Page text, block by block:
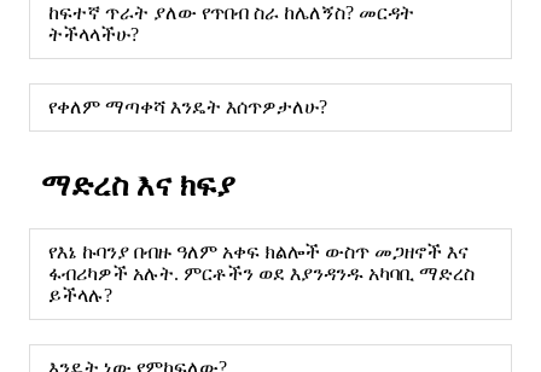
ከፍተኛ ጥራት ያለው የጥበብ ስራ ከሌለኝስ? መርዳት
ትችላላችሁ?
የቀለም ማጣቀሻ እንዴት እሰጥዎታለሁ?
ማድረስ እና ክፍያ
የእኔ ኩባንያ በብዙ ዓለም አቀፍ ክልሎች ውስጥ መጋዘኖች እና
ፋብሪካዎች አሉት. ምርቶችን ወደ እያንዳንዱ አካባቢ ማድረስ
ይችላሉ?
እንዴት ነው የምከፍለው?